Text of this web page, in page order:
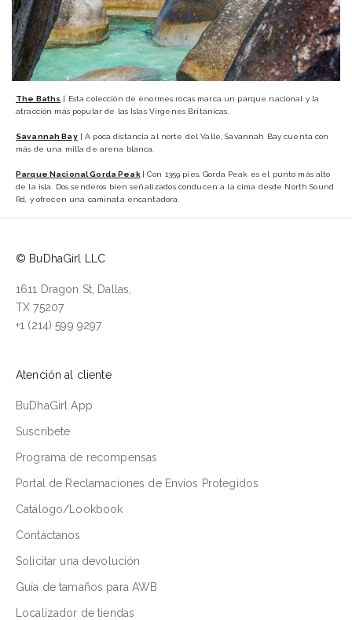
The Baths | Esta colección de enormes rocas marca un parque nacional y la
atracción más popular de las Islas Vírgenes Británicas.
Savannah Bay| A poca distancia al norte del Valle, Savannah Bay cuenta con
más de una milla de arena blanca.
Parque Nacional Gorda Peak | Con 1359 pies, Gorda Peak es el punto más alto
de la isla. Dos senderos bien señalizados conducen a la cima desde North Sound
Rd, y ofrecen una caminata encantadora.
© BuDhaGirl LLC
1611 Dragon St, Dallas,
TX 75207
+1 (214) 599 9297
Atención al cliente
BuDhaGirl App
Suscríbete
Programa de recompensas
Portal de Reclamaciones de Envíos Protegidos
Catálogo/Lookbook
Contáctanos
Solicitar una devolución
Guía de tamaños para AWB
Localizador de tiendas